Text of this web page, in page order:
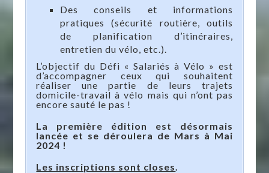
Des conseils et informations
pratiques (sécurité routière, outils
de planification d’itinéraires,
entretien du vélo, etc.).
L’objectif du Défi « Salariés à Vélo » est
d’accompagner ceux qui souhaitent
réaliser une partie de leurs trajets
domicile-travail à vélo mais qui n’ont pas
encore sauté le pas !
La première édition est désormais
lancée et se déroulera de Mars à Mai
2024 !
Les inscriptions sont closes.